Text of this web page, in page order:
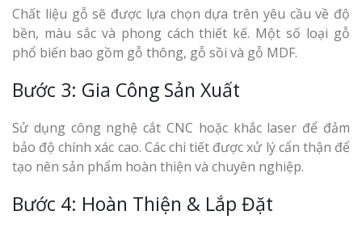
Chất liệu gỗ sẽ được lựa chọn dựa trên yêu cầu về độ
bền, màu sắc và phong cách thiết kế. Một số loại gỗ
phổ biến bao gồm gỗ thông, gỗ sồi và gỗ MDF.
Bước 3: Gia Công Sản Xuất
Sử dụng công nghệ cắt CNC hoặc khắc laser để đảm
bảo độ chính xác cao. Các chi tiết được xử lý cẩn thận để
tạo nên sản phẩm hoàn thiện và chuyên nghiệp.
Bước 4: Hoàn Thiện & Lắp Đặt